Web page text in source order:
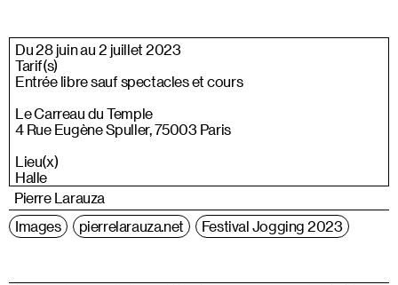
Du 28 juin au 2 juillet 2023
Tarif(s)
Entrée libre sauf spectacles et cours
Le Carreau du Temple
4 Rue Eugène Spuller, 75003 Paris
Lieu(x)
Halle
Pierre Larauza
Images
pierrelarauza.net Festival Jogging 2023